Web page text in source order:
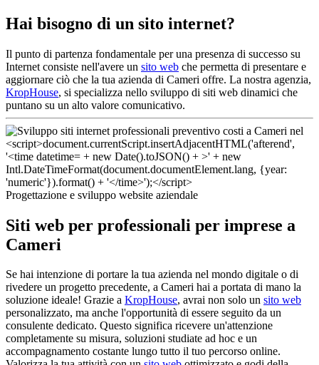
Hai bisogno di un sito internet?
Il punto di partenza fondamentale per una presenza di successo su
Internet consiste nell'avere un sito web che permetta di presentare e
aggiornare ciò che la tua azienda di Cameri offre. La nostra agenzia,
KropHouse, si specializza nello sviluppo di siti web dinamici che
puntano su un alto valore comunicativo.
Progettazione e sviluppo website aziendale
Siti web per professionali per imprese a
Cameri
Se hai intenzione di portare la tua azienda nel mondo digitale o di
rivedere un progetto precedente, a Cameri hai a portata di mano la
soluzione ideale! Grazie a KropHouse, avrai non solo un sito web
personalizzato, ma anche l'opportunità di essere seguito da un
consulente dedicato. Questo significa ricevere un'attenzione
completamente su misura, soluzioni studiate ad hoc e un
accompagnamento costante lungo tutto il tuo percorso online.